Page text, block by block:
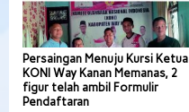
Persaingan Menuju Kursi Ketua
KONI Way Kanan Memanas, 2
figur telah ambil Formulir
Pendaftaran